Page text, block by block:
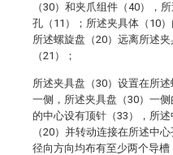
（30）和夹爪组件（40），
孔（11）；所述夹具体（10
所述螺旋盘（20）远离所述
（21）；
所述夹具盘（30）设置在所
一侧，所述夹具盘（30）一
的中心设有顶针（33），所
（20）并转动连接在所述中
径向方向均布有至少两个导槽